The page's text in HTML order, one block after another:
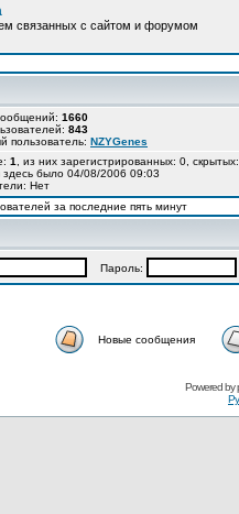
связанных с сайтом и форумом
1660
843
пользователь: NZYGenes
1
, из них зарегистрированных: 0,
здесь было 04/08/2006 09:03
Нет
за последние пять минут
Пароль:
Новые сообщения
Powered by